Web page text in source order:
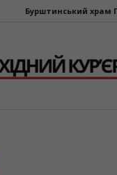
храм Преображення